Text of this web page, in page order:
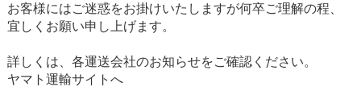
お客様にはご迷惑をお掛けいたしますが何卒ご理解の程、
宜しくお願い申し上げます。
詳しくは、各運送会社のお知らせをご確認ください。
ヤマト運輸サイトへ